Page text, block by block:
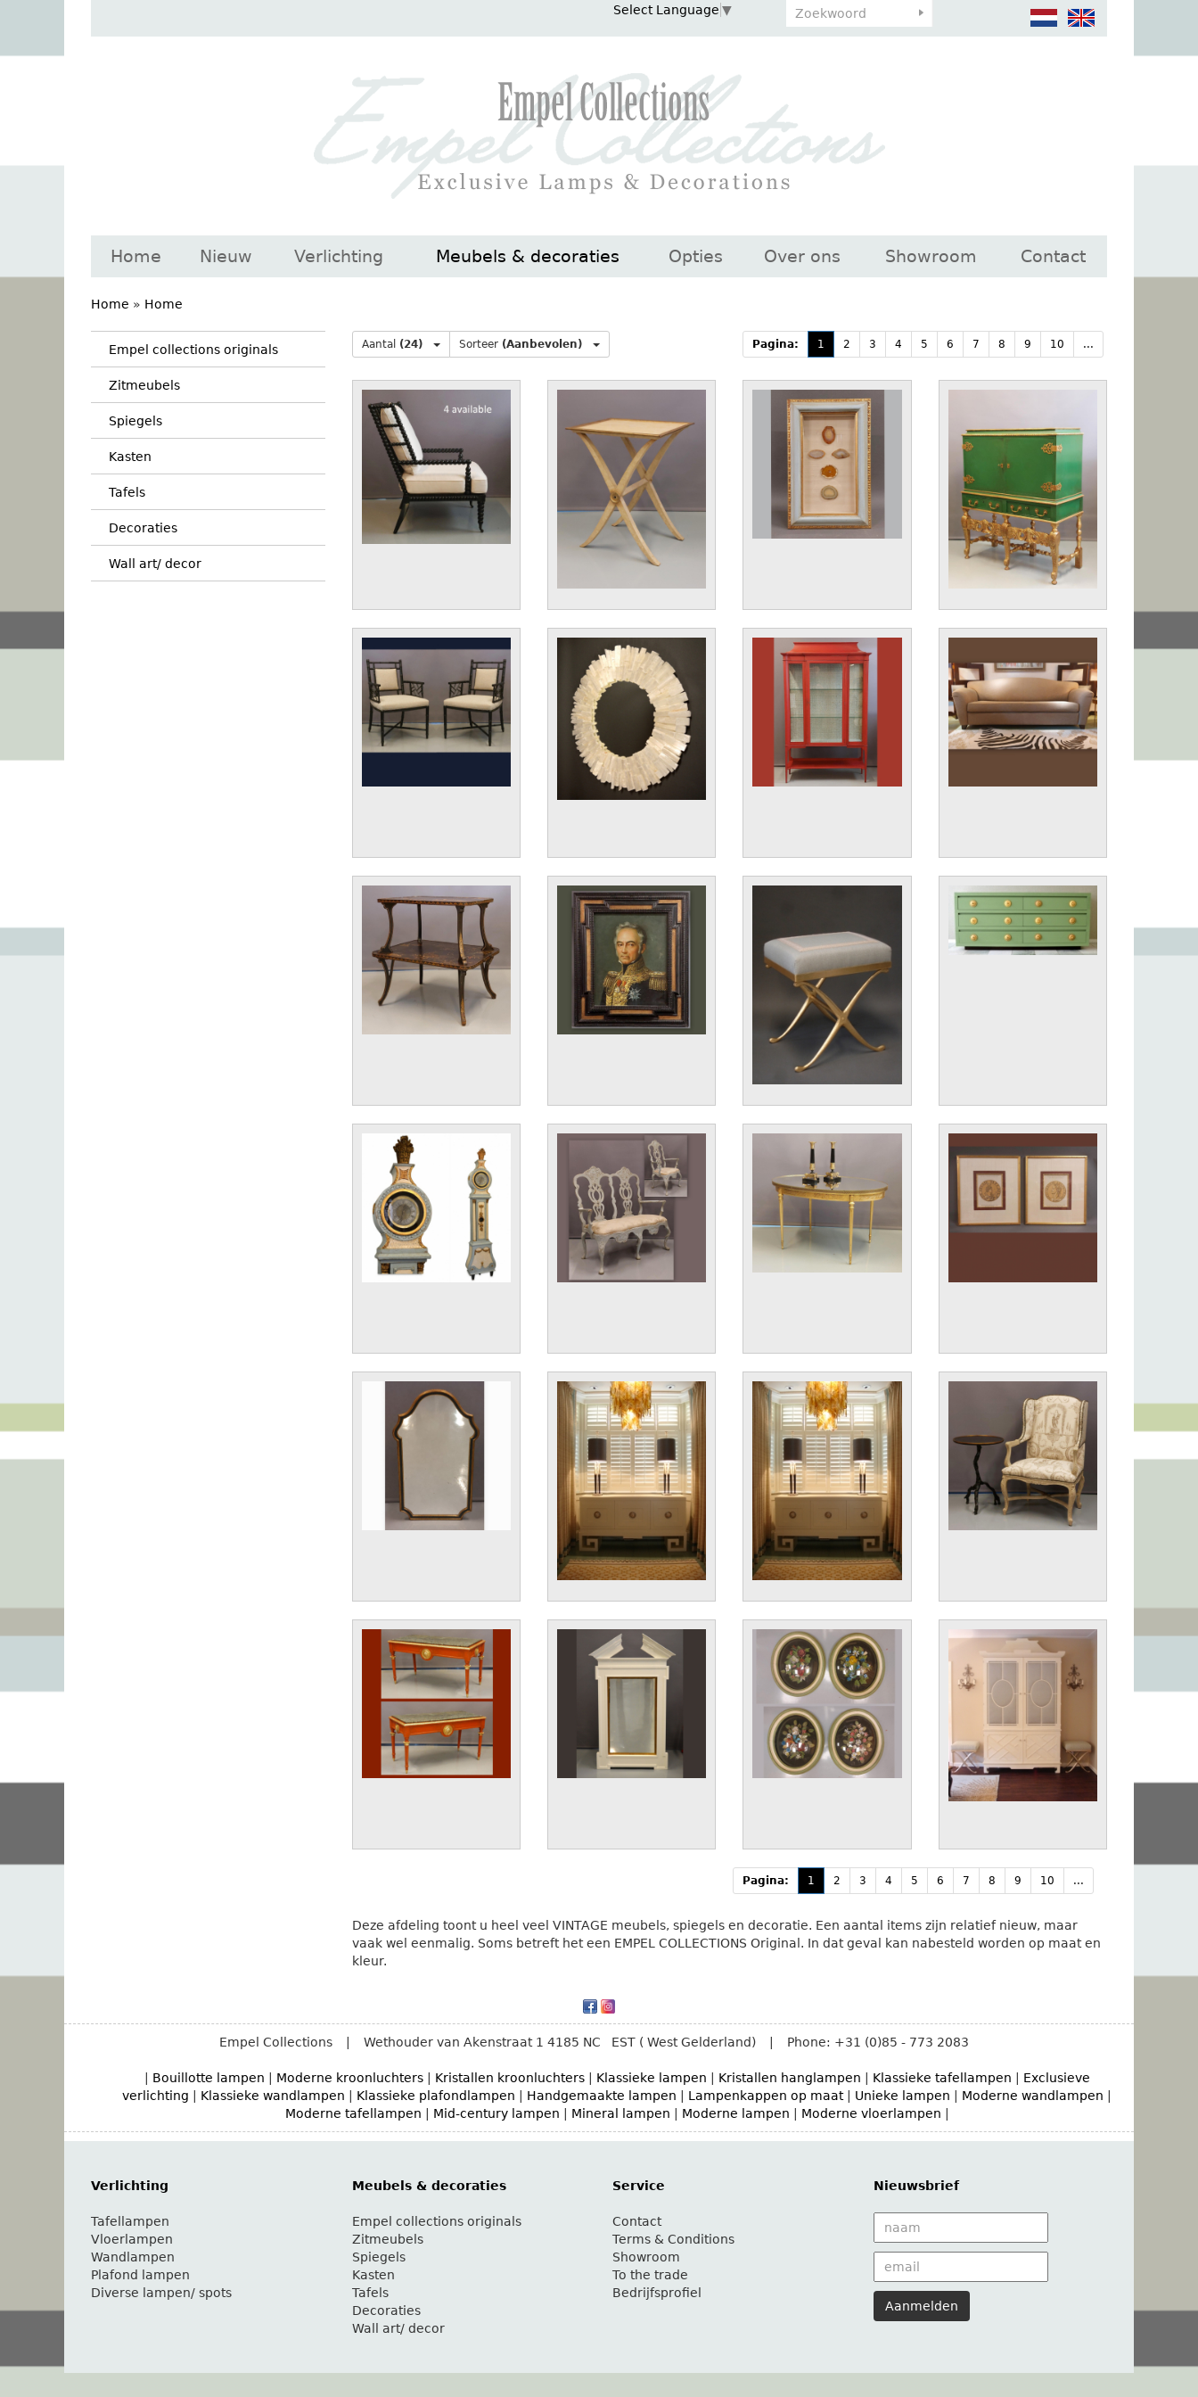
Select Language ▼
Home Nieuw Verlichting Meubels & decoraties Opties Over ons Showroom Contact
Home » Home
Empel collections originals
Zitmeubels
Spiegels
Kasten
Tafels
Decoraties
Wall art/ decor
Aantal (24) Sorteer (Aanbevolen) Pagina: 1 2 3 4 5 6 7 8 9 10 ...
Pagina: 1 2 3 4 5 6 7 8 9 10 ...
Deze afdeling toont u heel veel VINTAGE meubels, spiegels en decoratie. Een aantal items zijn relatief nieuw, maar
vaak wel eenmalig. Soms betreft het een EMPEL COLLECTIONS Original. In dat geval kan nabesteld worden op maat en
kleur.
Empel Collections Wethouder van Akenstraat 1 4185 NC EST ( West Gelderland) Phone: +31 (0)85 - 773 2083
Bouillotte lampen Moderne kroonluchters| Kristallen kroonluchters| Klassieke lampen Kristallen hanglampen Klassieke tafellampen
Exclusieve
verlichting
Klassieke wandlampen Klassieke plafondlampen Handgemaakte lampen Lampenkappen op maat| Unieke lampen Moderne wandlampen
Moderne tafellampen
Mid-century lampen Mineral lampen Moderne lampen Moderne vloerlampen
Verlichting
Tafellampen
Vloerlampen
Wandlampen
Plafond lampen
Diverse lampen/ spots
Meubels & decoraties
Empel collections originals
Zitmeubels
Spiegels
Kasten
Tafels
Decoraties
Wall art/ decor
Service
Contact
Terms & Conditions
Showroom
To the trade
Bedrijfsprofiel
Nieuwsbrief